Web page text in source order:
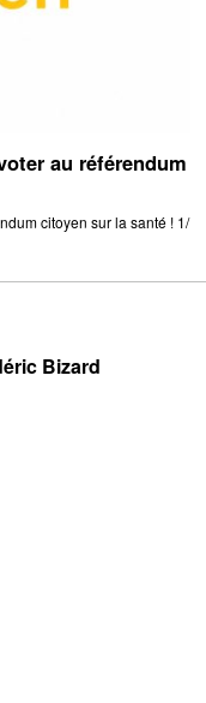
au référendum
citoyen sur la santé ! 1/
Bizard